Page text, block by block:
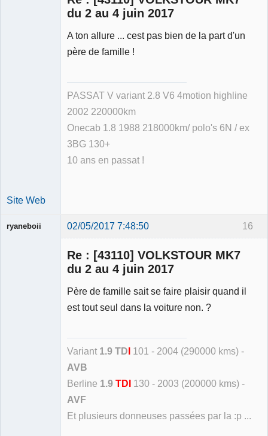
du 2 au 4 juin 2017
A ton allure ... cest pas bien de la part d'un
père de famille !
PASSAT V variant 2.8 V6 4motion highline
2002 220000km
Onecab 1.8 1988 218000km/ polo's 6N / ex
3BG 130+
10 ans en passat !
Site Web
16
ryaneboii 02/05/2017 7:48:50
Re : [43110] VOLKSTOUR MK7
du 2 au 4 juin 2017
Père de famille sait se faire plaisir quand il
est tout seul dans la voiture non. ?
Variant 1.9 TD 101 - 2004 (290000 kms) -
AVB
Berline 1.9 TDI 130 - 2003 (200000 kms) -
AVF
Et plusieurs donneuses passées par la :p ...